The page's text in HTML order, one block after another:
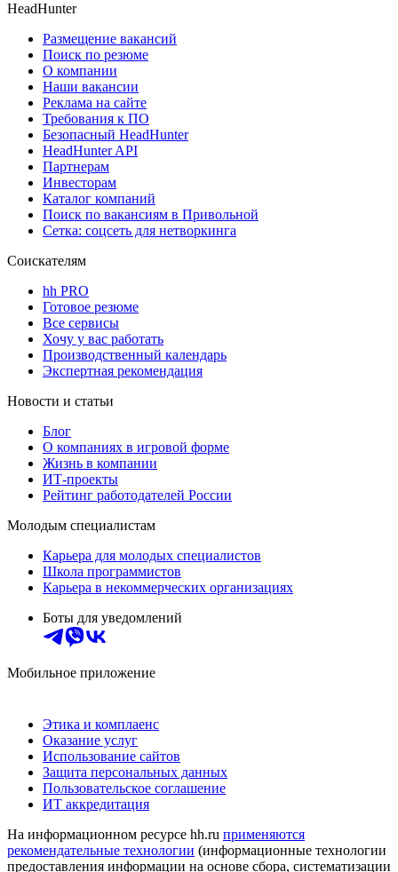
HeadHunter
Размещение вакансий
Поиск по резюме
О компании
Наши вакансии
Реклама на сайте
Требования к ПО
Безопасный HeadHunter
HeadHunter API
Партнерам
Инвесторам
Каталог компаний
Поиск по вакансиям в Привольной
Сетка: соцсеть для нетворкинга
Соискателям
hh PRO
Готовое резюме
Все сервисы
Хочу у вас работать
Производственный календарь
Экспертная рекомендация
Новости и статьи
Блог
О компаниях в игровой форме
Жизнь в компании
ИТ-проекты
Рейтинг работодателей России
Молодым специалистам
Карьера для молодых специалистов
Школа программистов
Карьера в некоммерческих организациях
Боты для уведомлений
Мобильное приложение
Этика и комплаенс
Оказание услуг
Использование сайтов
Защита персональных данных
Пользовательское соглашение
ИТ аккредитация
На информационном ресурсе hh.ru применяются
рекомендательные технологии (информационные технологии
предоставления информации на основе сбора, систематизации